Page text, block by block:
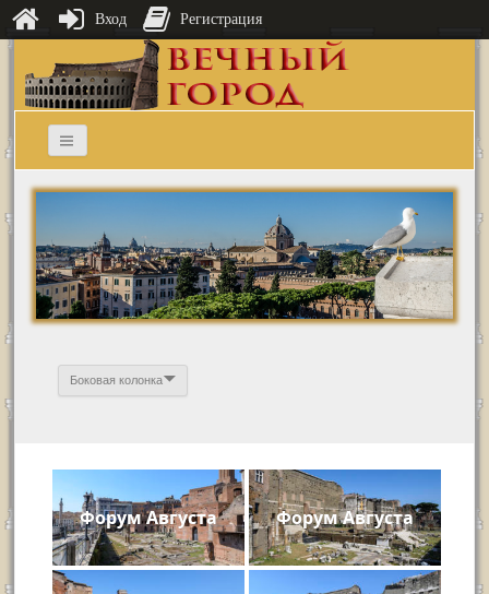
Боковая колонка
Форум Августа Форум Августа
Вход Регистрация